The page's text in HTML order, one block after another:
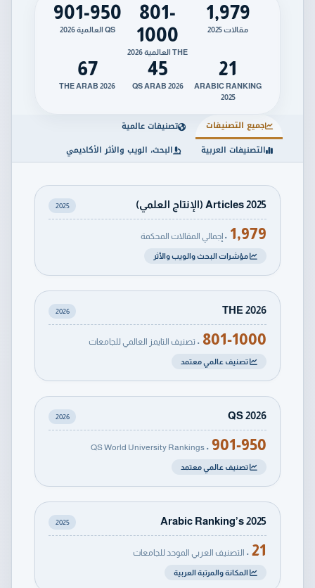
1,979
مقالات 2025
801-
1000
THE العالمية 2026
901-950
QS العالمية 2026
21
ARABIC RANKING
2025
45
QS ARAB 2026
67
THE ARAB 2026
جميع التصنيفات
تصنيفات عالمية
التصنيفات العربية
البحث، الويب والأثر الأكاديمي
Articles 2025 (الإنتاج العلمي) 2025
1,979 • إجمالي المقالات المحكمة
مؤشرات البحث والويب والأثر
THE 2026
2026
801-1000 • تصنيف التايمز العالمي للجامعات
تصنيف عالمي معتمد
QS 2026
2026
901-950
• QS World University Rankings
تصنيف عالمي معتمد
Arabic Ranking’s 2025
2025
21 • التصنيف العربي الموحد للجامعات
المكانة والمرتبة العربية